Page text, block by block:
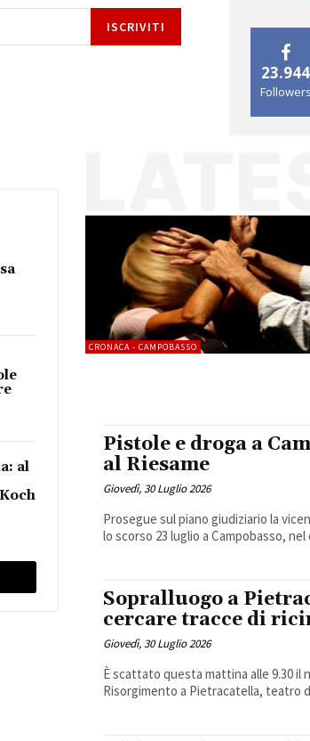
ISCRIVITI
23.944
Followers
al
CRONACA - CAMPOBASSO
Pistole e droga a
al Riesame
Giovedì, 30 Luglio 2026
Prosegue sul piano giudiziario la
lo scorso 23 luglio a Campobasso,
Sopralluogo a
cercare tracce di
Giovedì, 30 Luglio 2026
È scattato questa mattina alle 9.30 il
Risorgimento a Pietracatella, teatro